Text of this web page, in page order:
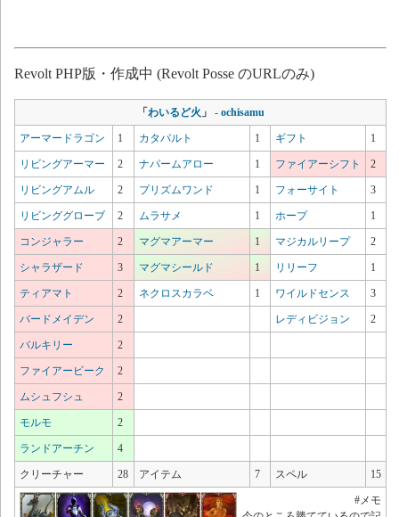
Revolt PHP版・作成中 (Revolt Posse のURLのみ)
「わいるど火 」 - ochisamu
アーマードラゴン 1 カタパルト 1 ギフト 1
リビングアーマー 2 ナパームアロー 1 ファイアーシフト 2
リビングアムル 2 プリズムワンド 1 フォーサイト 3
リビンググローブ 2 ムラサメ 1 ホープ 1
コンジャラー 2 マグマアーマー 1 マジカルリープ 2
シャラザード 3 マグマシールド 1 リリーフ 1
ティアマト 2 ネクロスカラベ 1 ワイルドセンス 3
バードメイデン 2 レディビジョン 2
バルキリー 2
ファイアービーク 2
ムシュフシュ 2
モルモ 2
ランドアーチン 4
クリーチャー 28 アイテム 7 スペル 15
#メモ